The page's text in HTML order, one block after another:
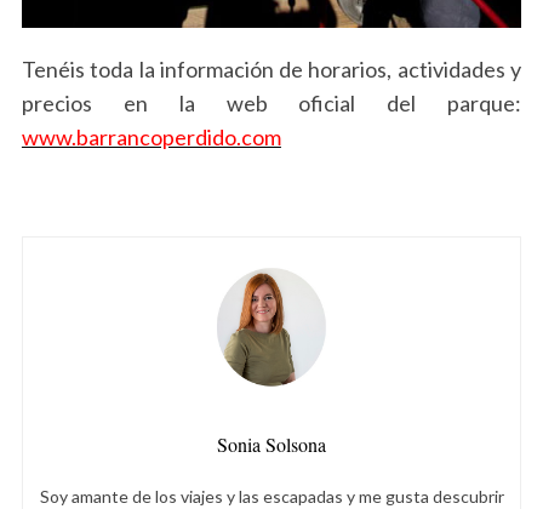
Tenéis toda la información de horarios, actividades y
precios en la web oficial del parque:
www.barrancoperdido.com
Sonia Solsona
Soy amante de los viajes y las escapadas y me gusta descubrir